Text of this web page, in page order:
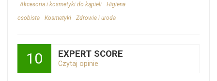
Akcesoria i kosmetyki do kąpieli
Higiena
osobista
Kosmetyki Zdrowie i uroda
10 EXPERT SCORE
Czytaj opinie